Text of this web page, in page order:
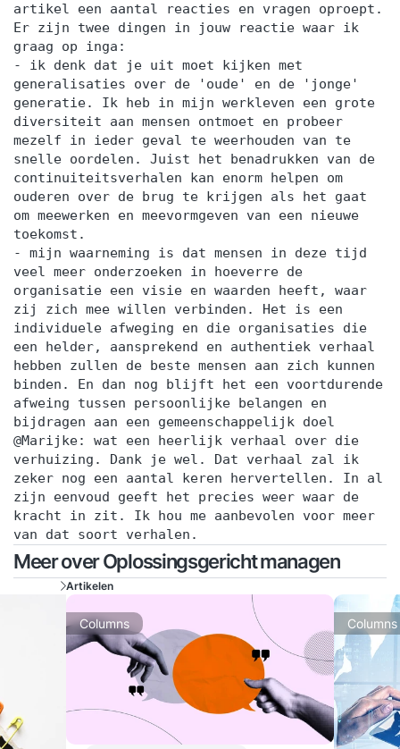
artikel een aantal reacties en vragen oproept.
Er zijn twee dingen in jouw reactie waar ik
graag op inga:
- ik denk dat je uit moet kijken met
generalisaties over de 'oude' en de 'jonge'
generatie. Ik heb in mijn werkleven een grote
diversiteit aan mensen ontmoet en probeer
mezelf in ieder geval te weerhouden van te
snelle oordelen. Juist het benadrukken van de
continuiteitsverhalen kan enorm helpen om
ouderen over de brug te krijgen als het gaat
om meewerken en meevormgeven van een nieuwe
toekomst.
- mijn waarneming is dat mensen in deze tijd
veel meer onderzoeken in hoeverre de
organisatie een visie en waarden heeft, waar
zij zich mee willen verbinden. Het is een
individuele afweging en die organisaties die
een helder, aansprekend en authentiek verhaal
hebben zullen de beste mensen aan zich kunnen
binden. En dan nog blijft het een voortdurende
afweing tussen persoonlijke belangen en
bijdragen aan een gemeenschappelijk doel
@Marijke: wat een heerlijk verhaal over die
verhuizing. Dank je wel. Dat verhaal zal ik
zeker nog een aantal keren hervertellen. In al
zijn eenvoud geeft het precies weer waar de
kracht in zit. Ik hou me aanbevolen voor meer
van dat soort verhalen.
Meer over Oplossingsgericht managen
Artikelen
Columns Columns